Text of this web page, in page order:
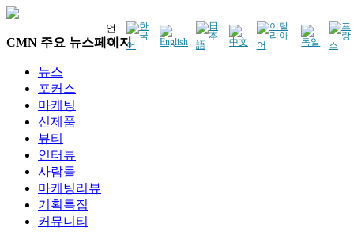
언
어
CMN 주요 뉴스페이지
뉴스
포커스
마케팅
신제품
뷰티
인터뷰
사람들
마케팅리뷰
기획특집
커뮤니티